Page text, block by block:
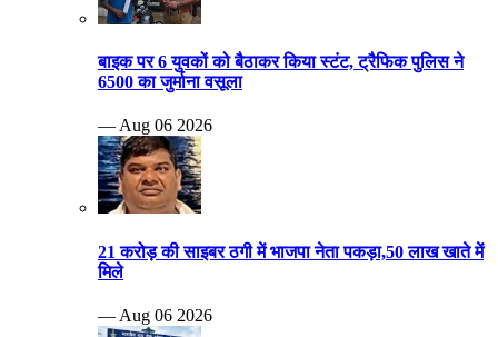
बाइक पर 6 युवकों को बैठाकर किया स्टंट, ट्रैफिक पुलिस ने
6500 का जुर्माना वसूला
— Aug 06 2026
21 करोड़ की साइबर ठगी में भाजपा नेता पकड़ा,50 लाख खाते में
मिले
— Aug 06 2026